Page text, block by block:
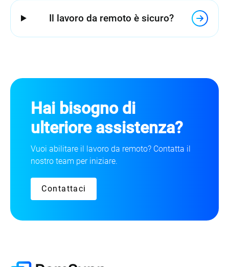
Il lavoro da remoto è sicuro?
Hai bisogno di
ulteriore assistenza?
Vuoi abilitare il lavoro da remoto? Contatta il
nostro team per iniziare.
Contattaci